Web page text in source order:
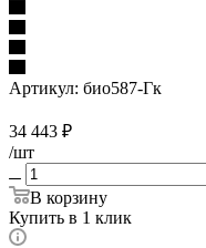
Артикул: био587-Гк
34 443 ₽
/шт
В корзину
Купить в 1 клик